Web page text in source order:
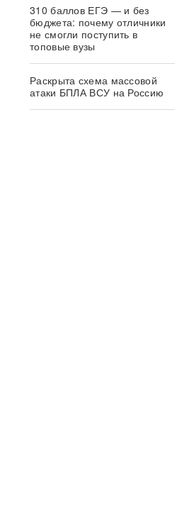
310 баллов ЕГЭ — и без
бюджета: почему отличники
не смогли поступить в
топовые вузы
Раскрыта схема массовой
атаки БПЛА ВСУ на Россию